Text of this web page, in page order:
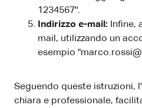
1234567".
Indirizzo e-mail: Infine,
mail, utilizzando un
esempio
Seguendo queste istruzioni,
chiara e professionale,